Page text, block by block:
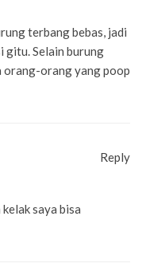
terbang bebas, jadi
gitu. Selain burung
orang-orang yang poop
saya bisa
Reply